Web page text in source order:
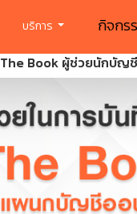
บริการ กิจกร
The Book ผู้ช่วยนักบัญ